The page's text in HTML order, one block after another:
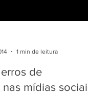
1 min de leitura
de